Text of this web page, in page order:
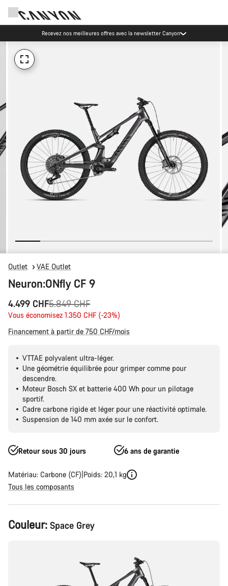
Recevez nos meilleures offres avec la newsletter Canyon
Outlet VAE Outlet
Neuron:ONfly CF 9
4.499 CHF
Prix
d’origine
5.849 CHF
Vous économisez 1.350 CHF (-23%)
Financement à partir de 750 CHF/mois
VTTAE polyvalent ultra-léger.
Une géométrie équilibrée pour grimper comme pour
descendre.
Moteur Bosch SX et batterie 400 Wh pour un pilotage
sportif.
Cadre carbone rigide et léger pour une réactivité optimale.
Suspension de 140 mm axée sur le confort.
Retour sous 30 jours 6 ans de garantie
Matériau: Carbone (CF) Poids: 20,1 kg
Tous les composants
Configuration
du
Couleur: Space Grey